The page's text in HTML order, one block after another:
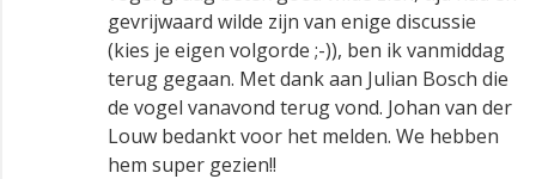
gevrijwaard wilde zijn van enige discussie
(kies je eigen volgorde ;-)), ben ik vanmiddag
terug gegaan. Met dank aan Julian Bosch die
de vogel vanavond terug vond. Johan van der
Louw bedankt voor het melden. We hebben
hem super gezien!!